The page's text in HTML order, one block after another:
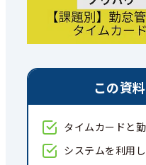
この資
タイムカードと
システムを利用